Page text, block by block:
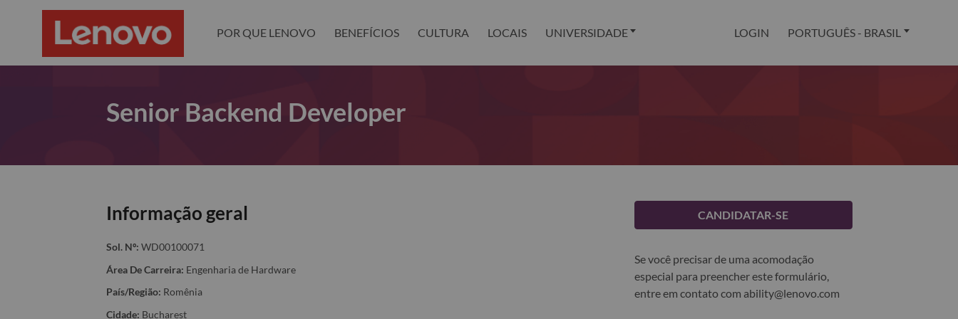
POR QUE LENOVO BENEFÍCIOS CULTURA LOCAIS UNIVERSIDADE LOGIN PORTUGUÊS - BRASIL
Senior Backend Developer
Informação geral
Sol. Nº: WD00100071
Área De Carreira: Engenharia de Hardware
País/Região: Romênia
Cidade: Bucharest
CANDIDATAR-SE
Se você precisar de uma acomodação
especial para preencher este formulário,
entre em contato com ability@lenovo.com